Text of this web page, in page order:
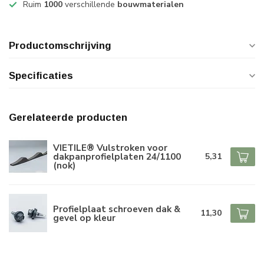
Ruim 1000 verschillende bouwmaterialen
Productomschrijving
Specificaties
Gerelateerde producten
VIETILE® Vulstroken voor
dakpanprofielplaten 24/1100
(nok)
5,31
Profielplaat schroeven dak &
gevel op kleur 11,30